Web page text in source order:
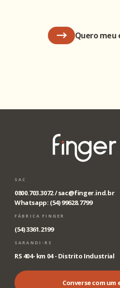
Quero meu
SAC
0800.703.3072 /sac@finger.ind.br
Whatsapp: (54) 99628.7799
FÁBRICA FINGER
(54) 3361.2199
SARANDI-RS
RS 404- km 04 - Distrito Industrial
Converse com um